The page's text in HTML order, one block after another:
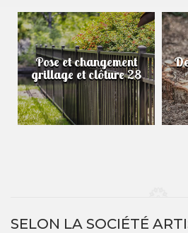
Pose et changement
grillage et clôture 28
SELON LA SOCIÉTÉ